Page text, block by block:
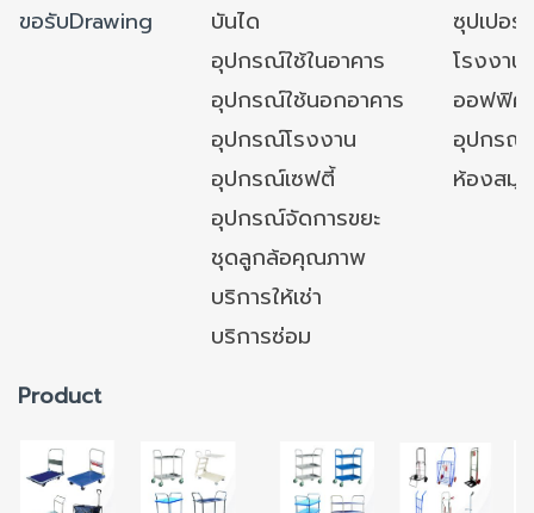
ขอรับDrawing
บันได
ซุปเปอ
อุปกรณ์ใช้ในอาคาร
โรงงา
อุปกรณ์ใช้นอกอาคาร
ออฟฟิศ/
อุปกรณ์โรงงาน
อุปกรณ์
อุปกรณ์เซฟตี้
ห้องสมุ
อุปกรณ์จัดการขยะ
ชุดลูกล้อคุณภาพ
บริการให้เช่า
บริการซ่อม
Product